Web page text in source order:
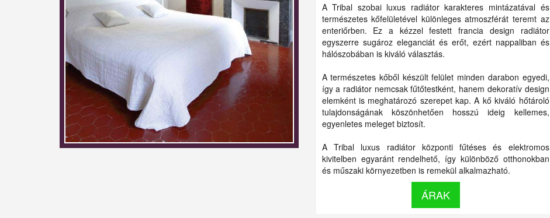
A Tribal szobai luxus radiátor karakteres mintázatával és
természetes kőfelületével különleges atmoszférát teremt az
enteriőrben. Ez a kézzel festett francia design radiátor
egyszerre sugároz eleganciát és erőt, ezért nappaliban és
hálószobában is kiváló választás.
A természetes kőből készült felület minden darabon egyedi,
így a radiátor nemcsak fűtőtestként, hanem dekoratív design
elemként is meghatározó szerepet kap. A kő kiváló hőtároló
tulajdonságának köszönhetően hosszú ideig kellemes,
egyenletes meleget biztosít.
A Tribal luxus radiátor központi fűtéses és elektromos
kivitelben egyaránt rendelhető, így különböző otthonokban
és műszaki környezetben is remekül alkalmazható.
ÁRAK